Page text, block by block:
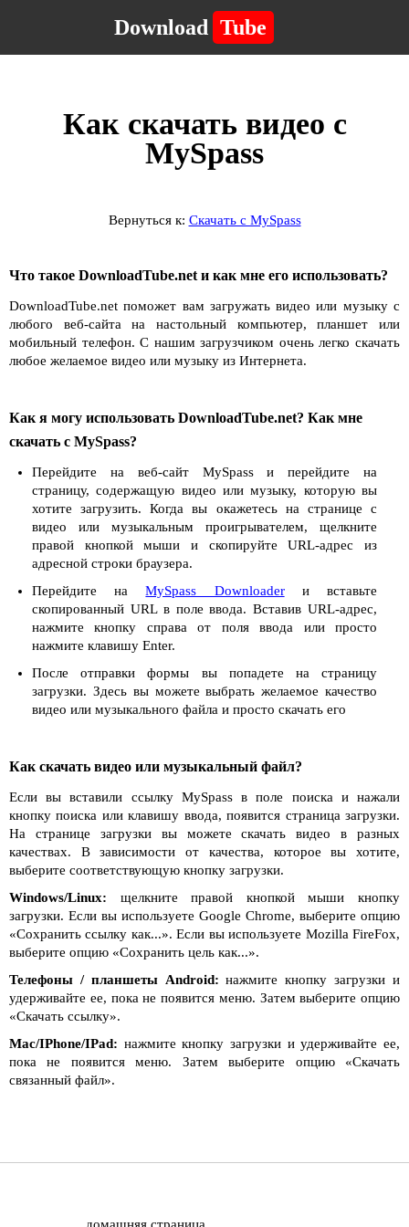
Download Tube
Как скачать видео с
MySpass
Вернуться к: Скачать с MySpass
Что такое DownloadTube.net и как мне его использовать?
DownloadTube.net поможет вам загружать видео или музыку с
любого веб-сайта на настольный компьютер, планшет или
мобильный телефон. С нашим загрузчиком очень легко скачать
любое желаемое видео или музыку из Интернета.
Как я могу использовать DownloadTube.net? Как мне
скачать с MySpass?
Перейдите на веб-сайт MySpass и перейдите на
страницу, содержащую видео или музыку, которую вы
хотите загрузить. Когда вы окажетесь на странице с
видео или музыкальным проигрывателем, щелкните
правой кнопкой мыши и скопируйте URL-адрес из
адресной строки браузера.
Перейдите наMySpass Downloaderи вставьте
скопированный URL в поле ввода. Вставив URL-адрес,
нажмите кнопку справа от поля ввода или просто
нажмите клавишу Enter.
После отправки формы вы попадете на страницу
загрузки. Здесь вы можете выбрать желаемое качество
видео или музыкального файла и просто скачать его
Как скачать видео или музыкальный файл?
Если вы вставили ссылку MySpass в поле поиска и нажали
кнопку поиска или клавишу ввода, появится страница загрузки.
На странице загрузки вы можете скачать видео в разных
качествах. В зависимости от качества, которое вы хотите,
выберите соответствующую кнопку загрузки.
Windows/Linux: щелкните правой кнопкой мыши кнопку
загрузки. Если вы используете Google Chrome, выберите опцию
«Сохранить ссылку как...». Если вы используете Mozilla FireFox,
выберите опцию «Сохранить цель как...».
Телефоны / планшеты Android: нажмите кнопку загрузки и
удерживайте ее, пока не появится меню. Затем выберите опцию
«Скачать ссылку».
Mac/IPhone/IPad: нажмите кнопку загрузки и удерживайте ее,
пока не появится меню. Затем выберите опцию «Скачать
связанный файл».